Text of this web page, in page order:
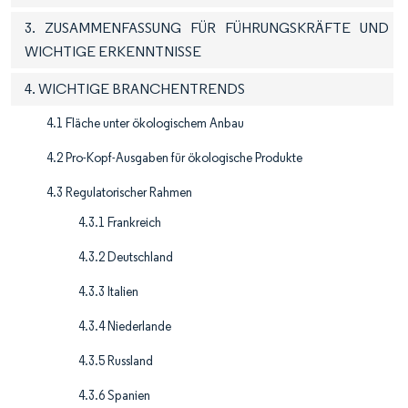
3. ZUSAMMENFASSUNG FÜR FÜHRUNGSKRÄFTE UND
WICHTIGE ERKENNTNISSE
4. WICHTIGE BRANCHENTRENDS
4.1 Fläche unter ökologischem Anbau
4.2 Pro-Kopf-Ausgaben für ökologische Produkte
4.3 Regulatorischer Rahmen
4.3.1 Frankreich
4.3.2 Deutschland
4.3.3 Italien
4.3.4 Niederlande
4.3.5 Russland
4.3.6 Spanien